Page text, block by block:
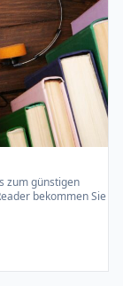
zum günstigen
bekommen Sie